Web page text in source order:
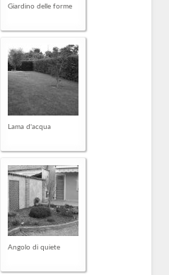
Giardino delle forme
Lama d'acqua
Angolo di quiete